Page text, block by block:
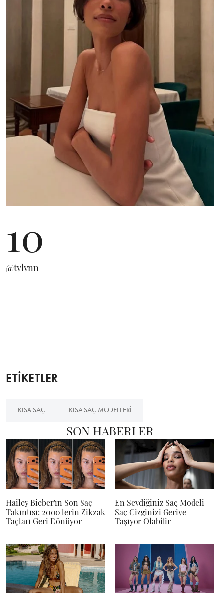
10
@tylynn
ETİKETLER
KISA SAÇ KISA SAÇ MODELLERI
SON HABERLER
Hailey Bieber'ın Son Saç
Takıntısı: 2000'lerin Zikzak
Taçları Geri Dönüyor
En Sevdiğiniz Saç Modeli
Saç Çizginizi Geriye
Taşıyor Olabilir